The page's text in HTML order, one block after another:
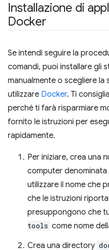
Installazione di
Docker
Se intendi seguire la
comandi, puoi installare gli
manualmente o scegliere la
utilizzare Docker. Ti
perché ti farà risparmiare
fornito le istruzioni per
rapidamente.
Per iniziare, crea una
computer denominata
utilizzare il nome che
che le istruzioni
presuppongono che
tools come nome
Crea una directory